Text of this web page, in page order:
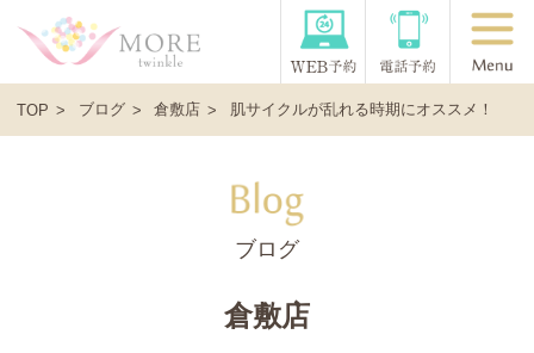
TOP ブログ 倉敷店 肌サイクルが乱れる時期にオススメ！
ブログ
倉敷店